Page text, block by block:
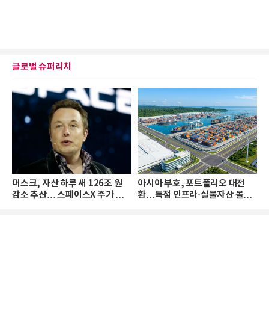
글로벌 슈퍼리치
머스크, 자산 하루 새 126조 원
감소 추산… 스페이스X 주가 하
아시아 부호, 포트폴리오 대전
환…독점 인프라·실물자산 몰린